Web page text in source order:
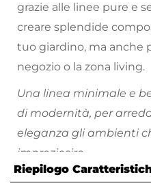
grazie alle linee pure e
creare splendide
tuo giardino, ma anche
negozio o la zona living.
Una linea minimale e
di modernità, per
eleganza gli ambienti
impreziosire.
Scopri tutti i vasi da
Riepilogo